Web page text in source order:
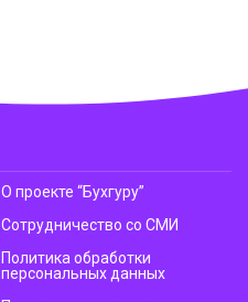
О проекте “Бухгуру”
Сотрудничество со СМИ
Политика обработки
персональных данных